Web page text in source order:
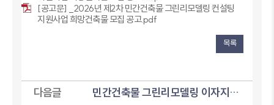
[공고문] _2026년 제2차 민간건축물 그린리모델링 컨설팅
지원사업 희망건축물 모집 공고.pdf
목록
다음글
민간건축물 그린리모델링 이자지원 사업 완료 시 건축주 설문조사(QR) 협조 요청 및 인센티브 안내